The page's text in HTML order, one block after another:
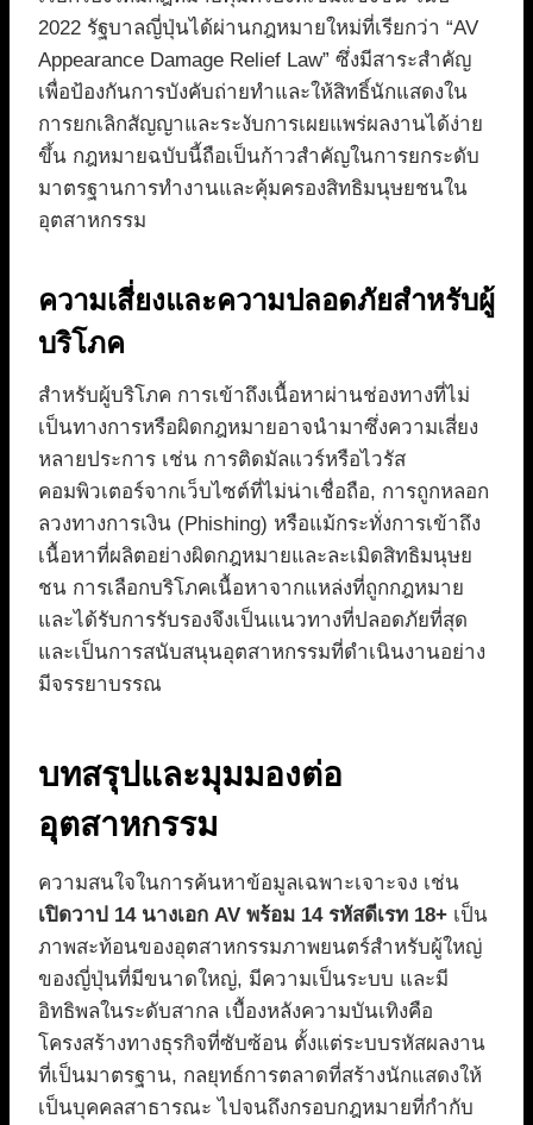
2022 รัฐบาลญี่ปุ่นได้ผ่านกฎหมายใหม่ที่เรียกว่า “AV
Appearance Damage Relief Law” ซึ่งมีสาระสำคัญ
เพื่อป้องกันการบังคับถ่ายทำและให้สิทธิ์นักแสดงใน
การยกเลิกสัญญาและระงับการเผยแพร่ผลงานได้ง่าย
ขึ้น กฎหมายฉบับนี้ถือเป็นก้าวสำคัญในการยกระดับ
มาตรฐานการทำงานและคุ้มครองสิทธิมนุษยชนใน
อุตสาหกรรม
ความเสี่ยงและความปลอดภัยสำหรับผู้
บริโภค
สำหรับผู้บริโภค การเข้าถึงเนื้อหาผ่านช่องทางที่ไม่
เป็นทางการหรือผิดกฎหมายอาจนำมาซึ่งความเสี่ยง
หลายประการ เช่น การติดมัลแวร์หรือไวรัส
คอมพิวเตอร์จากเว็บไซต์ที่ไม่น่าเชื่อถือ, การถูกหลอก
ลวงทางการเงิน (Phishing) หรือแม้กระทั่งการเข้าถึง
เนื้อหาที่ผลิตอย่างผิดกฎหมายและละเมิดสิทธิมนุษย
ชน การเลือกบริโภคเนื้อหาจากแหล่งที่ถูกกฎหมาย
และได้รับการรับรองจึงเป็นแนวทางที่ปลอดภัยที่สุด
และเป็นการสนับสนุนอุตสาหกรรมที่ดำเนินงานอย่าง
มีจรรยาบรรณ
บทสรุปและมุมมองต่อ
อุตสาหกรรม
ความสนใจในการค้นหาข้อมูลเฉพาะเจาะจง เช่น
เปิดวาป 14 นางเอก AV พร้อม 14 รหัสดีเรท 18+ เป็น
ภาพสะท้อนของอุตสาหกรรมภาพยนตร์สำหรับผู้ใหญ่
ของญี่ปุ่นที่มีขนาดใหญ่, มีความเป็นระบบ และมี
อิทธิพลในระดับสากล เบื้องหลังความบันเทิงคือ
โครงสร้างทางธุรกิจที่ซับซ้อน ตั้งแต่ระบบรหัสผลงาน
ที่เป็นมาตรฐาน, กลยุทธ์การตลาดที่สร้างนักแสดงให้
เป็นบุคคลสาธารณะ ไปจนถึงกรอบกฎหมายที่กำกับ